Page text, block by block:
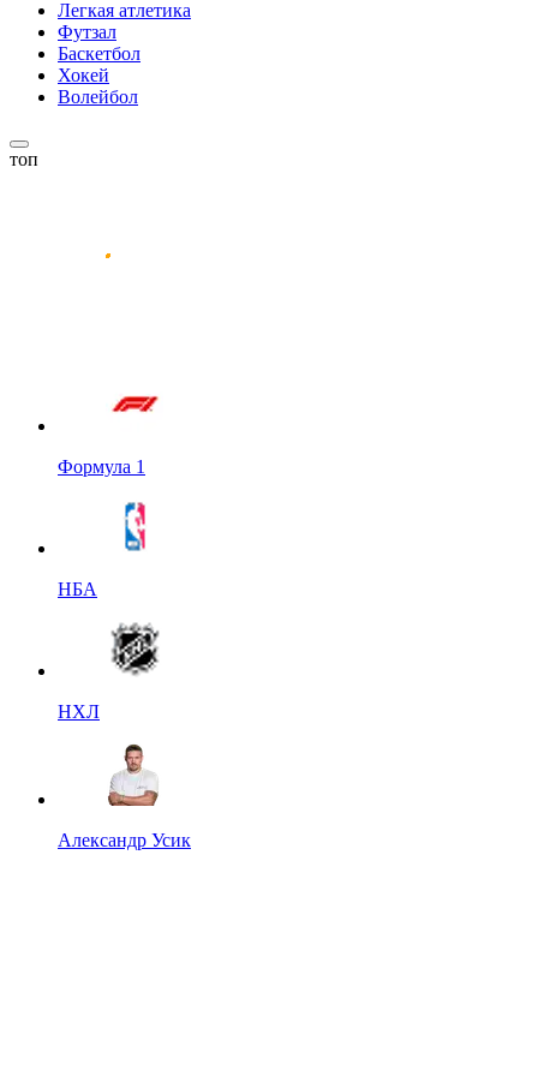
Легкая атлетика
Футзал
Баскетбол
Хокей
Волейбол
топ
Формула 1
НБА
НХЛ
Александр Усик